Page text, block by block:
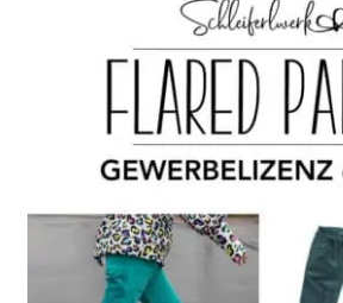
Papierschnittmuster
Plotterdateien